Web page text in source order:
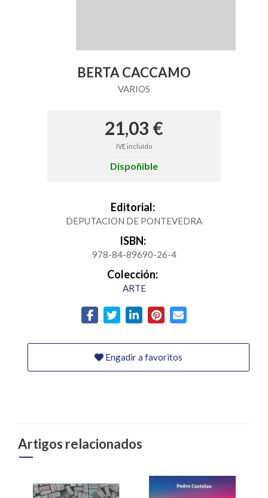
BERTA CACCAMO
VARIOS
21,03 €
IVE incluído
Dispoñible
Editorial:
DEPUTACION DE PONTEVEDRA
ISBN:
978-84-89690-26-4
Colección:
ARTE
Engadir a favoritos
Artigos relacionados